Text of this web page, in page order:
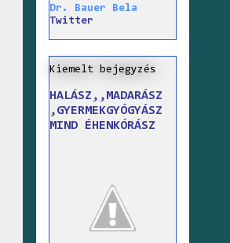
Dr. Bauer Bela
Twitter
Kiemelt bejegyzés
HALÁSZ,,MADARÁSZ
,GYERMEKGYÓGYÁSZ
MIND ÉHENKÓRÁSZ